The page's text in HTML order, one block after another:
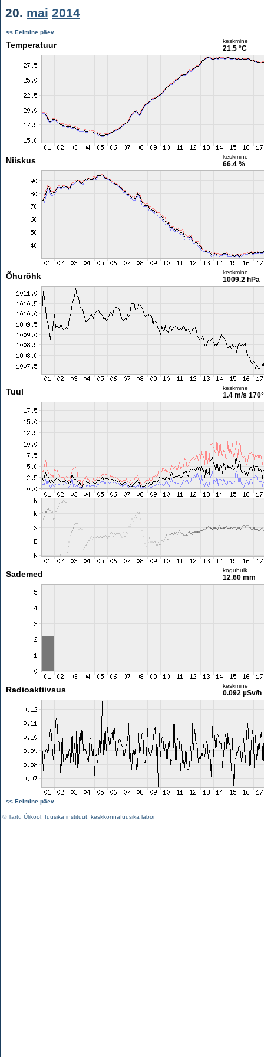
20. mai 2014
<< Eelmine päev
Temperatuur keskmine
21.5 °C
Niiskus keskmine
66.4 %
Õhurõhk keskmine
1009.2 hPa
Tuul keskmine
1.4 m/s 170°
Sademed koguhulk
12.60 mm
Radioaktiivsus keskmine
0.092 µSv/h
<< Eelmine päev
©Tartu Ülikool füüsika instituut keskkonnafüüsika labor